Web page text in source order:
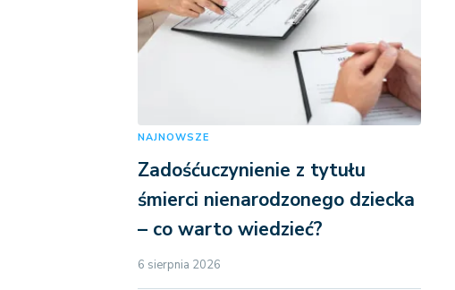
NAJNOWSZE
Zadośćuczynienie z tytułu
śmierci nienarodzonego dziecka
– co warto wiedzieć?
6 sierpnia 2026